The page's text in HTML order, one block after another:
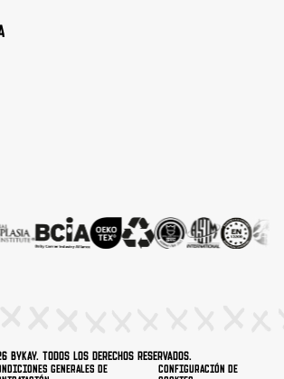
ByKay. Todos los derechos reservados.
generales de
Configuración de